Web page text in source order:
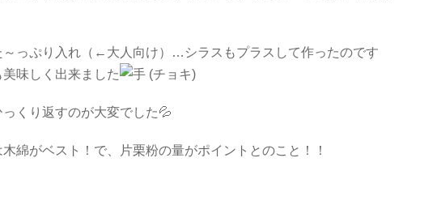
っぷり入れ（←大人向け）…シラスもプラスして作ったのです
味しく出来ました
くり返すのが大変でした💦
綿がベスト！で、片栗粉の量がポイントとのこと！！